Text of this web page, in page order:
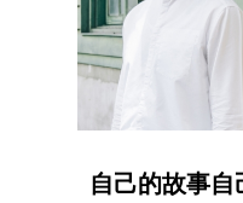
自己的故事